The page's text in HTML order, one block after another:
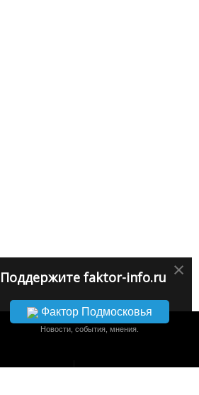
×
Поддержите faktor-info.ru
Фактор Подмосковья
Новости, события, мнения.